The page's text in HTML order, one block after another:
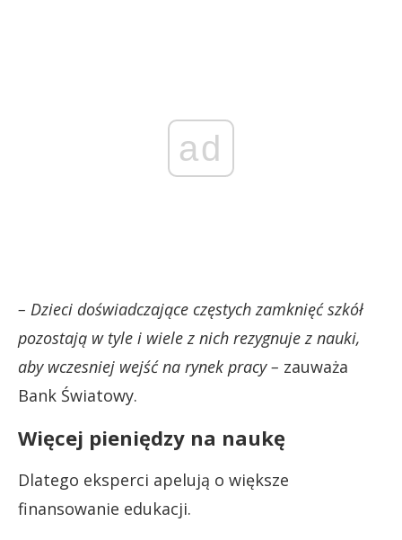
ad
– Dzieci doświadczające częstych zamknięć szkół
pozostają w tyle i wiele z nich rezygnuje z nauki,
aby wczesniej wejść na rynek pracy – zauważa
Bank Światowy.
Więcej pieniędzy na naukę
Dlatego eksperci apelują o większe
finansowanie edukacji.